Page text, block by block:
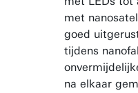
met
goed
tijdens
na elkaar